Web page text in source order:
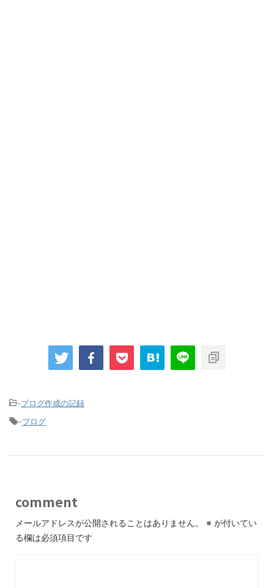
-ブログ作成の記録
-ブログ
comment
メールアドレスが公開されることはありません。 ※ が付いてい
る欄は必須項目です